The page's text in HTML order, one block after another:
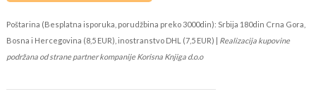
Poštarina (Besplatna isporuka, porudžbina preko 3000din): Srbija 180din Crna Gora,
Bosna i Hercegovina (8,5 EUR), inostranstvo DHL (7,5 EUR) | Realizacija kupovine
podržana od strane partner kompanije Korisna Knjiga d.o.o